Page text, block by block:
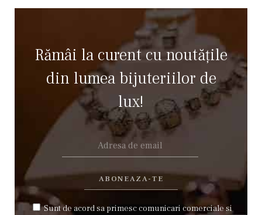
Rămâi la curent cu noutățile
din lumea bijuteriilor de
lux!
Sunt de acord sa primesc comunicari comerciale si